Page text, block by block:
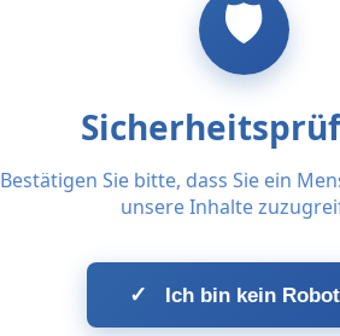
Bestätigen Sie bitte, dass Sie ein
unsere Inhalte
✓ Ich bin kein